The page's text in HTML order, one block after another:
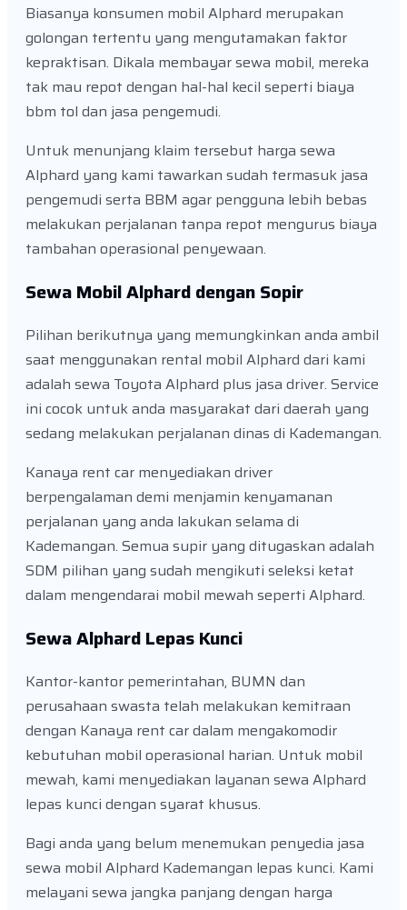
Biasanya konsumen mobil Alphard merupakan
golongan tertentu yang mengutamakan faktor
kepraktisan. Dikala membayar sewa mobil, mereka
tak mau repot dengan hal-hal kecil seperti biaya
bbm tol dan jasa pengemudi.
Untuk menunjang klaim tersebut harga sewa
Alphard yang kami tawarkan sudah termasuk jasa
pengemudi serta BBM agar pengguna lebih bebas
melakukan perjalanan tanpa repot mengurus biaya
tambahan operasional penyewaan.
Sewa Mobil Alphard dengan Sopir
Pilihan berikutnya yang memungkinkan anda ambil
saat menggunakan rental mobil Alphard dari kami
adalah sewa Toyota Alphard plus jasa driver. Service
ini cocok untuk anda masyarakat dari daerah yang
sedang melakukan perjalanan dinas di Kademangan.
Kanaya rent car menyediakan driver
berpengalaman demi menjamin kenyamanan
perjalanan yang anda lakukan selama di
Kademangan. Semua supir yang ditugaskan adalah
SDM pilihan yang sudah mengikuti seleksi ketat
dalam mengendarai mobil mewah seperti Alphard.
Sewa Alphard Lepas Kunci
Kantor-kantor pemerintahan, BUMN dan
perusahaan swasta telah melakukan kemitraan
dengan Kanaya rent car dalam mengakomodir
kebutuhan mobil operasional harian. Untuk mobil
mewah, kami menyediakan layanan sewa Alphard
lepas kunci dengan syarat khusus.
Bagi anda yang belum menemukan penyedia jasa
sewa mobil Alphard Kademangan lepas kunci. Kami
melayani sewa jangka panjang dengan harga